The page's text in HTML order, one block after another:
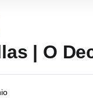
| O